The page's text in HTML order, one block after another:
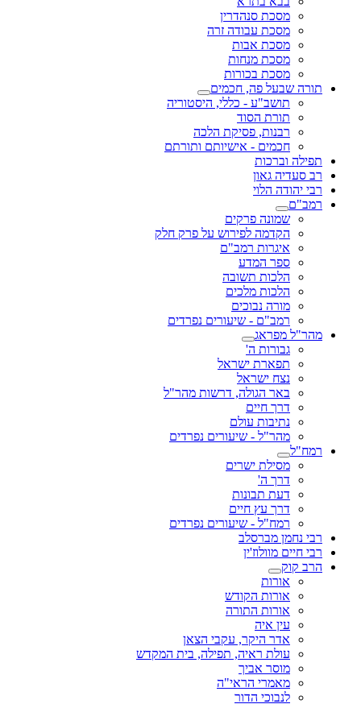
מסכת סנהדרין
מסכת עבודה זרה
מסכת אבות
מסכת מנחות
מסכת בכורות
תורה שבעל פה, חכמים
תושב"ע - כללי, היסטוריה
תורת הסוד
רבנות, פסיקת הלכה
חכמים - אישיותם ותורתם
תפילה וברכות
רב סעדיה גאון
רבי יהודה הלוי
רמב"ם
שמונה פרקים
הקדמה לפירוש על פרק חלק
איגרות רמב"ם
ספר המדע
הלכות תשובה
הלכות מלכים
מורה נבוכים
רמב"ם - שיעורים נפרדים
מהר"ל מפראג
גבורות ה'
תפארת ישראל
נצח ישראל
באר הגולה, דרשות מהר"ל
דרך חיים
נתיבות עולם
מהר"ל - שיעורים נפרדים
רמח"ל
מסילת ישרים
דרך ה'
דעת תבונות
דרך עץ חיים
רמח"ל - שיעורים נפרדים
רבי נחמן מברסלב
רבי חיים מוולוז'ין
הרב קוק
אורות
אורות הקודש
אורות התורה
עין איה
אדר היקר, עקבי הצאן
עולת ראיה, תפילה, בית המקדש
מוסר אביך
מאמרי הראי"ה
לנבוכי הדור